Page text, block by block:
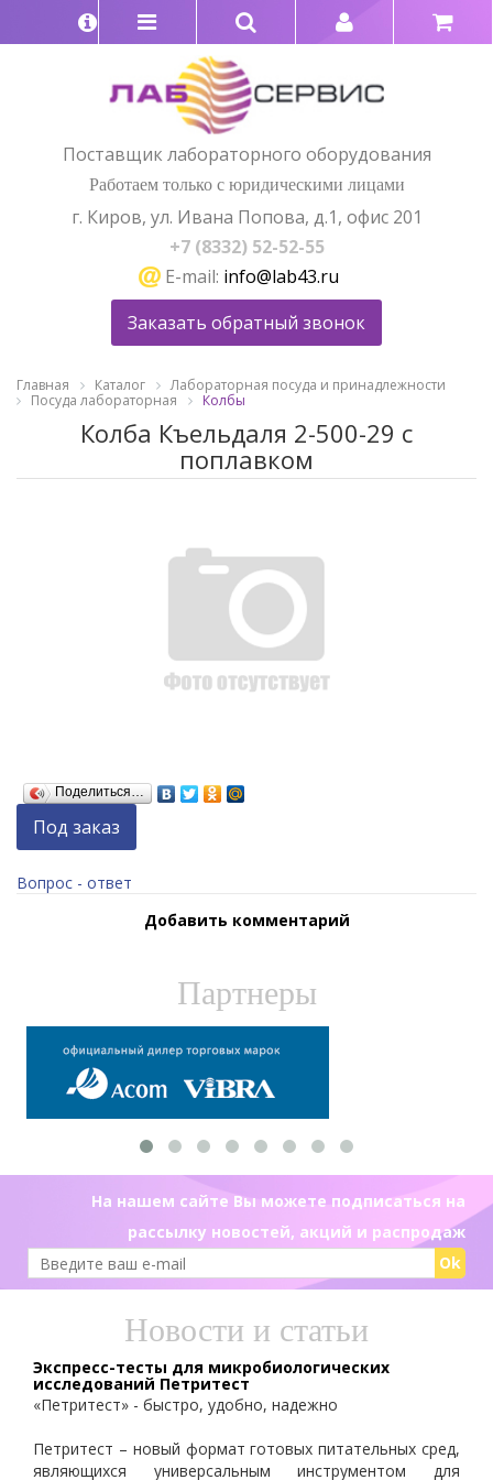
Поставщик лабораторного оборудования
Работаем только с юридическими лицами
г. Киров, ул. Ивана Попова, д.1, офис 201
+7 (8332) 52-52-55
E-mail: info@lab43.ru
Заказать обратный звонок
Главная Каталог
Лабораторная посуда и принадлежности
Посуда лабораторная
Колбы
Колба Къельдаля 2-500-29 с
поплавком
Поделиться…
Под заказ
Вопрос - ответ
Добавить комментарий
Партнеры
На нашем сайте Вы можете подписаться на
рассылку новостей, акций и распродаж
Ok
Новости и статьи
Экспресс-тесты для микробиологических
исследований Петритест
«Петритест» - быстро, удобно, надежно
Петритест – новый формат готовых питательных сред,
являющихся универсальным инструментом для